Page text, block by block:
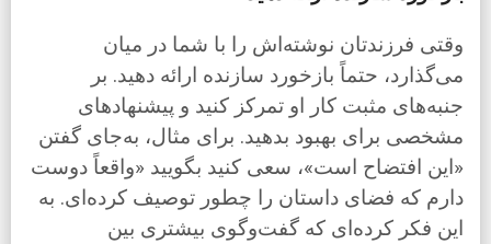
وقتی فرزندتان نوشته‌اش را با شما در میان
می‌گذارد، حتماً بازخورد سازنده ارائه دهید. بر
جنبه‌های مثبت کار او تمرکز کنید و پیشنهادهای
مشخصی برای بهبود بدهید. برای مثال، به‌جای گفتن
«این افتضاح است»، سعی کنید بگویید «واقعاً دوست
دارم که فضای داستان را چطور توصیف کرده‌ای. به
این فکر کرده‌ای که گفت‌وگوی بیشتری بین